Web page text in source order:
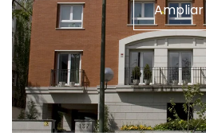
Ampliar